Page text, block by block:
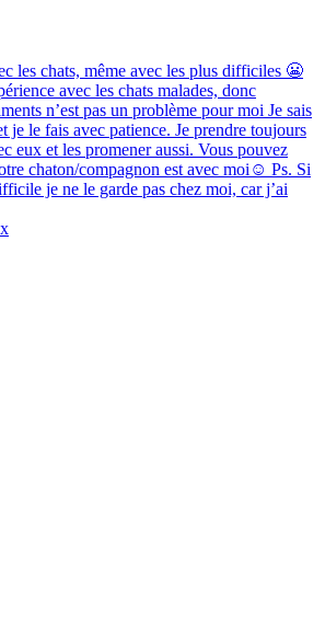
les chats, même avec les plus difficiles 😬
avec les chats malades, donc
n’est pas un problème pour moi Je sais
je le fais avec patience. Je prendre toujours
eux et les promener aussi. Vous pouvez
chaton/compagnon est avec moi☺️ Ps. Si
je ne le garde pas chez moi, car j’ai